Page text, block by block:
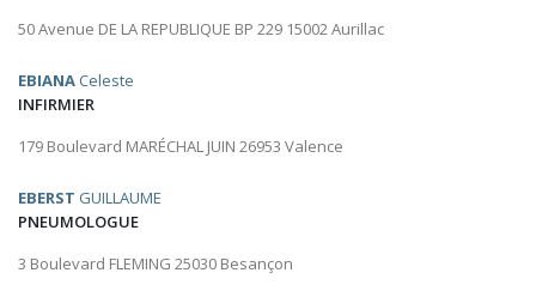
50 Avenue DE LA REPUBLIQUE BP 229 15002 Aurillac
EBIANA Celeste
INFIRMIER
179 Boulevard MARÉCHAL JUIN 26953 Valence
EBERST GUILLAUME
PNEUMOLOGUE
3 Boulevard FLEMING 25030 Besançon